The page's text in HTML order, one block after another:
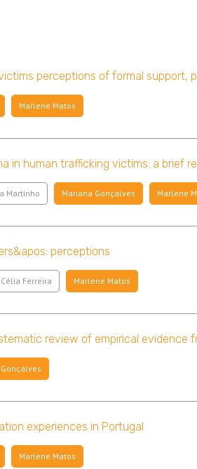
perceptions of formal
Marlene Matos
in human trafficking victims: a brief
Martinho Mariana Gonçalves Marlene
perceptions
Célia Ferreira Marlene Matos
review of empirical evidence
experiences in Portugal
Marlene Matos